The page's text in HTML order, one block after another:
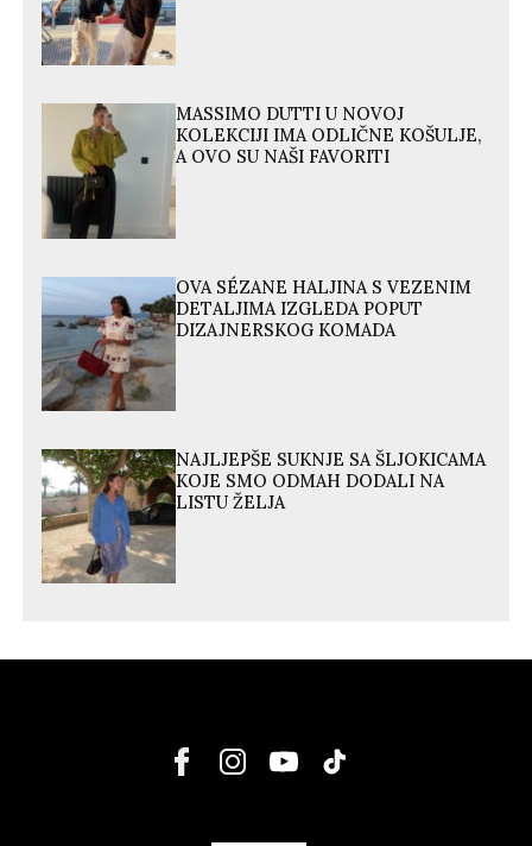
MASSIMO DUTTI U NOVOJ
KOLEKCIJI IMA ODLIČNE KOŠULJE,
A OVO SU NAŠI FAVORITI
OVA SÉZANE HALJINA S VEZENIM
DETALJIMA IZGLEDA POPUT
DIZAJNERSKOG KOMADA
NAJLJEPŠE SUKNJE SA ŠLJOKICAMA
KOJE SMO ODMAH DODALI NA
LISTU ŽELJA